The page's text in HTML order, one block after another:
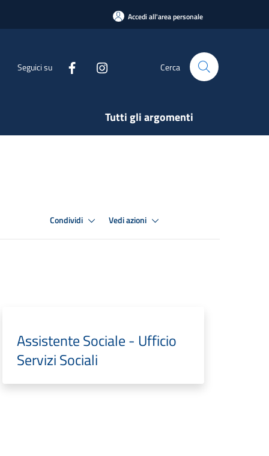
Accedi all'area personale
Seguici su Cerca
Tutti gli argomenti
Condividi Vedi azioni
Assistente Sociale - Ufficio
Servizi Sociali